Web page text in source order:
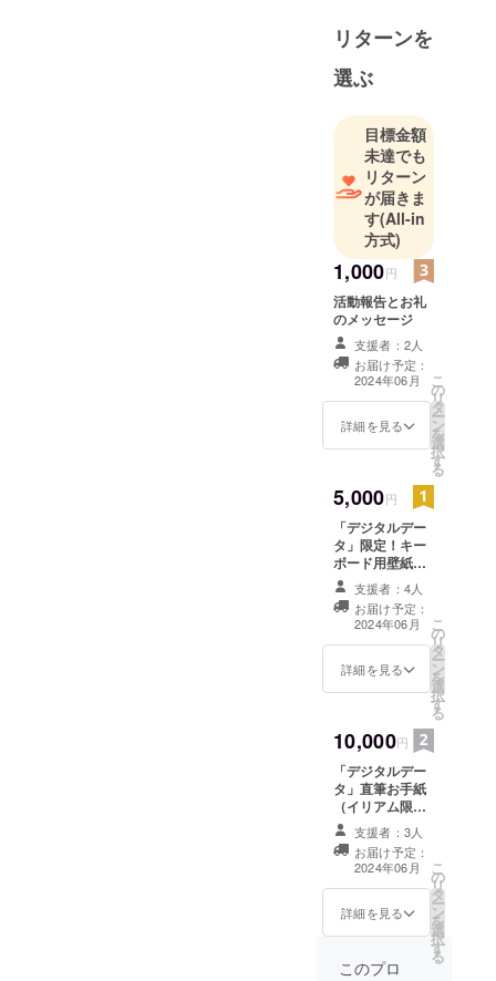
リターンを
選ぶ
目標金額
未達でも
リターン
が届きま
す(All-in
方式)
1,000円
活動報告とお礼
のメッセージ
支援者：2人
お届け予定：
2024年06月
詳細を見る
こ
の
リ
タ
ー
ン
を
選
択
す
る
5,000円
「デジタルデー
タ」限定！キー
ボード用壁紙＆
スマホ用壁紙 ※
メールにて配布
支援者：4人
お届け予定：
2024年06月
詳細を見る
こ
の
リ
タ
ー
ン
を
選
択
す
る
10,000円
「デジタルデー
タ」直筆お手紙
（イリアム限定
イベント特典フ
レッシュフルー
ツ便箋1枚分） ※
メールにて配布
支援者：3人
お届け予定：
2024年06月
詳細を見る
こ
の
リ
タ
ー
ン
を
選
択
す
る
このプロ